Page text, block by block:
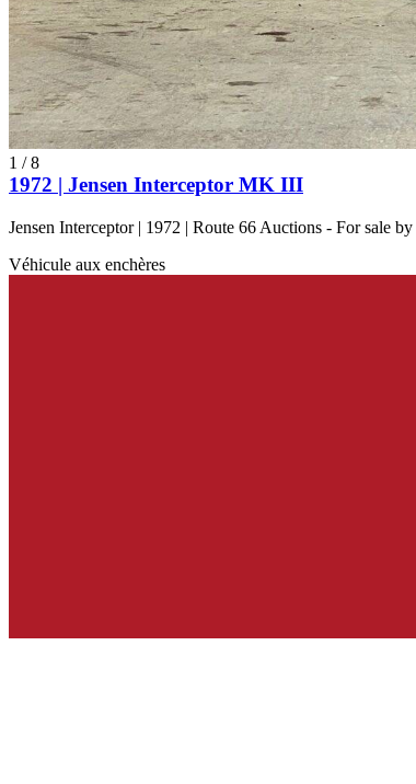
1 /8
1972 | Jensen Interceptor MK III
Jensen Interceptor | 1972 | Route 66 Auctions - For sale
Véhicule aux enchères